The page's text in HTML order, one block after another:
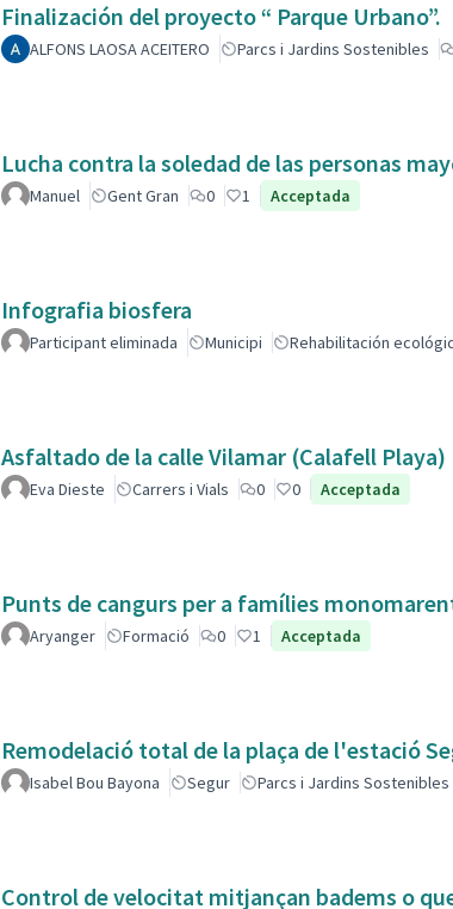
Finalización del proyecto “ Parque Urbano”.
ALFONS LAOSA ACEITERO Parcs i Jardins Sostenibles
Lucha contra la soledad de las personas
Manuel Gent Gran 0 1 Acceptada
Infografia biosfera
Participant eliminada Municipi Rehabilitación
Asfaltado de la calle Vilamar (Calafell Playa)
Eva Dieste Carrers i Vials 0 0 Acceptada
Punts de cangurs per a famílies
Aryanger Formació 0 1 Acceptada
Remodelació total de la plaça de l'estació
Isabel Bou Bayona Segur Parcs i Jardins Sostenibles
Control de velocitat mitjançan badems o